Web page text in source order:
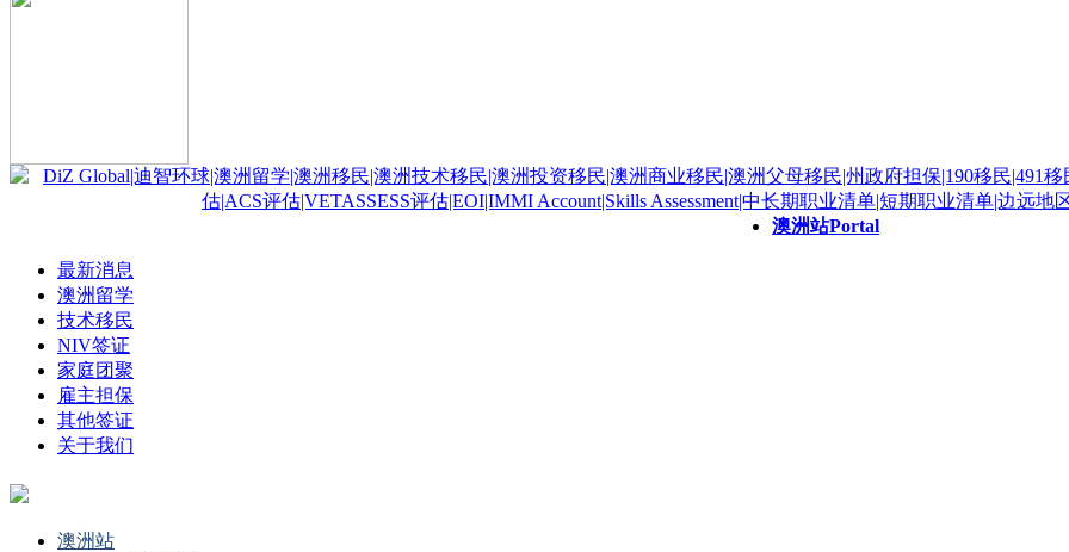
澳洲站Portal
最新消息
澳洲留学
技术移民
NIV签证
家庭团聚
雇主担保
其他签证
关于我们
澳洲站